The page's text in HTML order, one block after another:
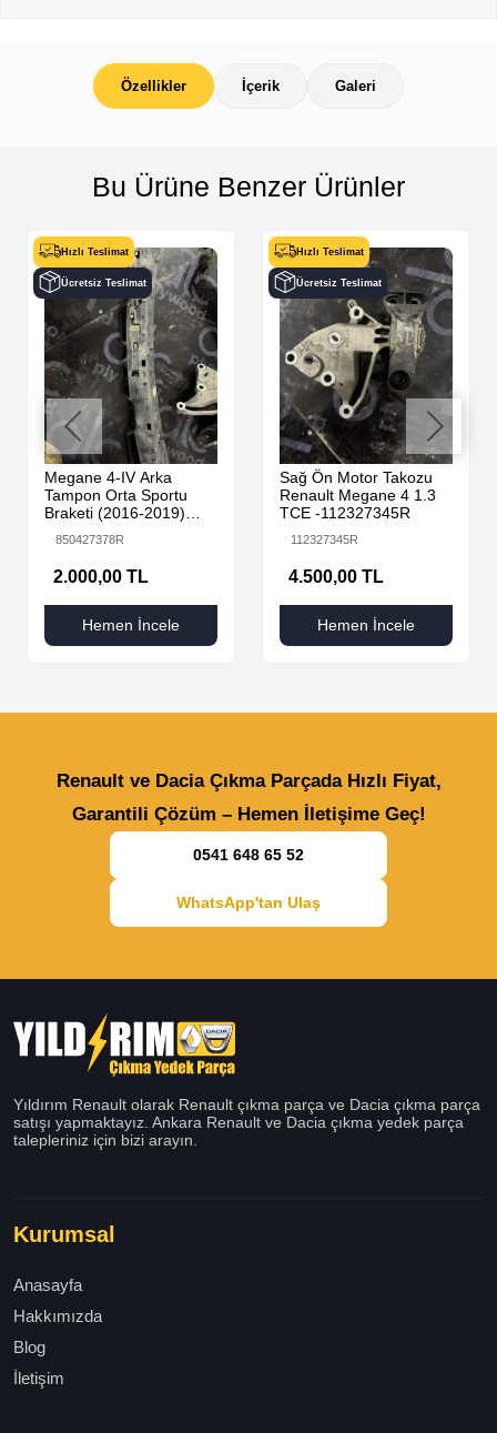
Özellikler İçerik Galeri
Bu Ürüne Benzer Ürünler
Hızlı Teslimat
Ücretsiz Teslimat
Megane 4-IV Arka
Tampon Orta Sportu
Braketi (2016-2019)
Mais
850427378R
2.000,00 TL
Hemen İncele
Hızlı Teslimat
Ücretsiz Teslimat
Sağ Ön Motor Takozu
Renault Megane 4 1.3
TCE -112327345R
112327345R
4.500,00 TL
Hemen İncele
Renault ve Dacia Çıkma Parçada Hızlı Fiyat,
Garantili Çözüm – Hemen İletişime Geç!
0541 648 65 52
WhatsApp'tan Ulaş
Yıldırım Renault olarak Renault çıkma parça ve Dacia çıkma parça
satışı yapmaktayız. Ankara Renault ve Dacia çıkma yedek parça
talepleriniz için bizi arayın.
Kurumsal
Anasayfa
Hakkımızda
Blog
İletişim